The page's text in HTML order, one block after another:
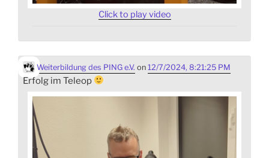
Click to play video
Weiterbildung des PING e.V. on 12/7/2024, 8:21:25 PM
Erfolg im Teleop